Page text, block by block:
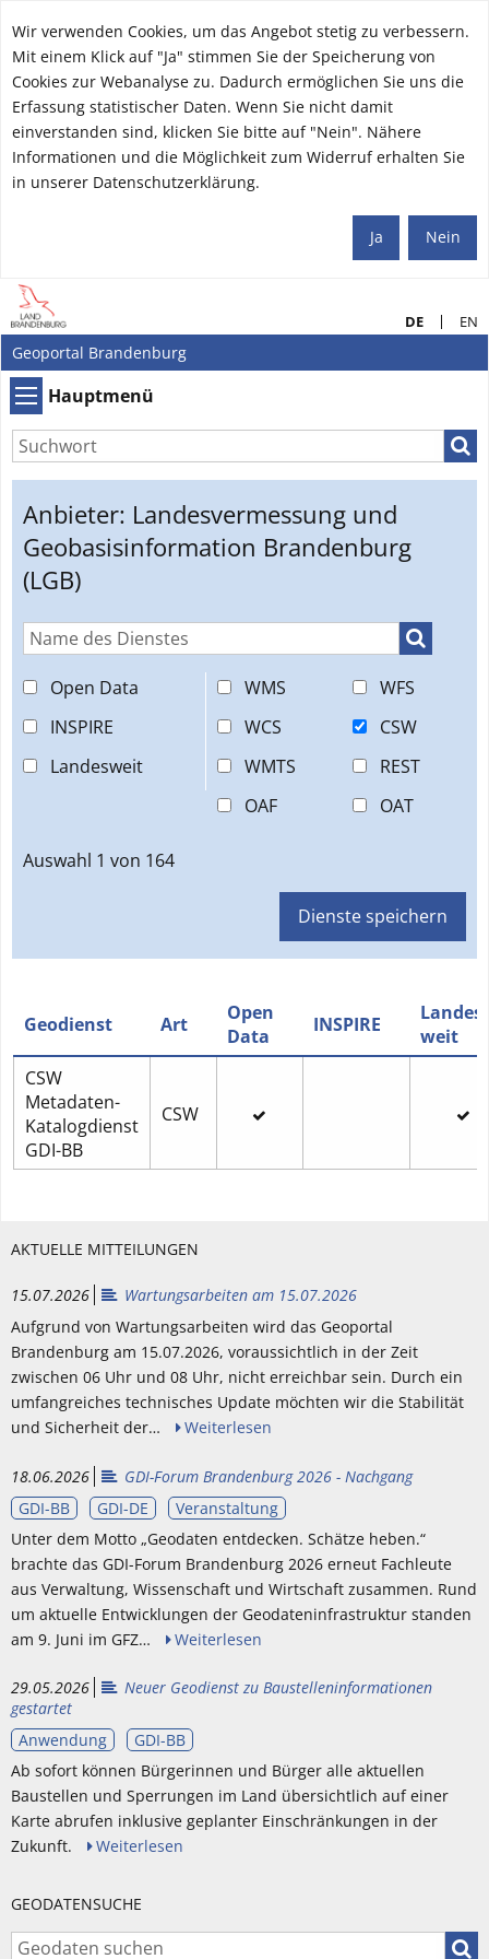
Wir verwenden Cookies, um das Angebot stetig zu verbessern.
Mit einem Klick auf "Ja" stimmen Sie der Speicherung von
Cookies zur Webanalyse zu. Dadurch ermöglichen Sie uns die
Erfassung statistischer Daten. Wenn Sie nicht damit
einverstanden sind, klicken Sie bitte auf "Nein". Nähere
Informationen und die Möglichkeit zum Widerruf erhalten Sie
in unserer Datenschutzerklärung.
Nein
Ja
DE EN
Geoportal Brandenburg
Hauptmenü
Hauptmenü
Anbieter: Landesvermessung und
Geobasisinformation Brandenburg
(LGB)
Suchen
Open Data
INSPIRE
Landesweit
WMS
WFS
WCS
CSW
WMTS
REST
OAF
OAT
Auswahl 1 von 164
Dienste speichern
Geodienst Art
Open
Data
INSPIRE
Landes-
weit
CSW
Metadaten-
Katalogdienst
GDI-BB
CSW
AKTUELLE MITTEILUNGEN
15.07.2026
Wartungsarbeiten am 15.07.2026
Aufgrund von Wartungsarbeiten wird das Geoportal
Brandenburg am 15.07.2026, voraussichtlich in der Zeit
zwischen 06 Uhr und 08 Uhr, nicht erreichbar sein. Durch ein
umfangreiches technisches Update möchten wir die Stabilität
und Sicherheit der…
Weiterlesen
18.06.2026
GDI-Forum Brandenburg 2026 - Nachgang
GDI-BB
GDI-DE
Veranstaltung
Unter dem Motto „Geodaten entdecken. Schätze heben.“
brachte das GDI-Forum Brandenburg 2026 erneut Fachleute
aus Verwaltung, Wissenschaft und Wirtschaft zusammen. Rund
um aktuelle Entwicklungen der Geodateninfrastruktur standen
am 9. Juni im GFZ…
Weiterlesen
29.05.2026
Neuer Geodienst zu Baustelleninformationen
gestartet
Anwendung
GDI-BB
Ab sofort können Bürgerinnen und Bürger alle aktuellen
Baustellen und Sperrungen im Land übersichtlich auf einer
Karte abrufen inklusive geplanter Einschränkungen in der
Zukunft.
Weiterlesen
GEODATENSUCHE